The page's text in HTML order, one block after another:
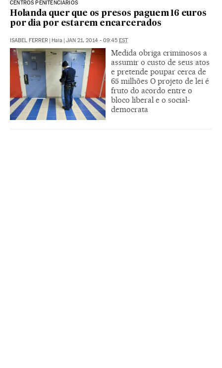
CENTROS PENITENCIÁRIOS
Holanda quer que os presos paguem 16 euros
por dia por estarem encarcerados
ISABEL FERRER | Haia | JAN 21, 2014 - 09:45 EST
Medida obriga criminosos a
assumir o custo de seus atos
e pretende poupar cerca de
65 milhões O projeto de lei é
fruto do acordo entre o
bloco liberal e o social-
democrata